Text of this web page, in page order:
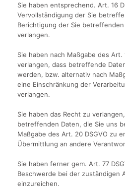
Sie haben entsprechend. Art. 16
Vervollständigung der Sie
Berichtigung der Sie
verlangen.
Sie haben nach Maßgabe des Art.
verlangen, dass betreffende
werden, bzw. alternativ nach
eine Einschränkung der
verlangen.
Sie haben das Recht zu
betreffenden Daten, die Sie uns
Maßgabe des Art. 20 DSGVO zu
Übermittlung an andere
Sie haben ferner gem. Art. 77
Beschwerde bei der zuständigen
einzureichen.